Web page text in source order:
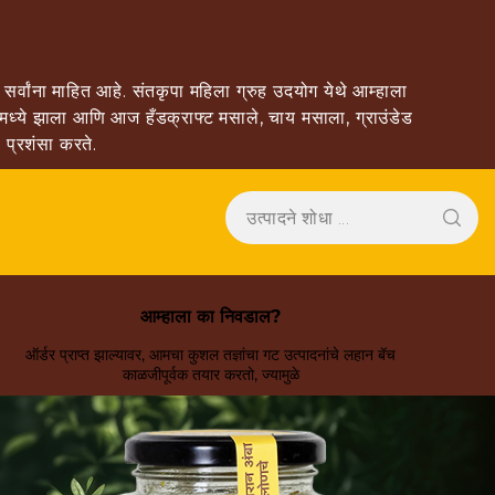
माहित आहे. संतकृपा महिला ग्रुह उदयोग येथे आम्हाला
मध्ये झाला आणि आज हँडक्राफ्ट मसाले, चाय मसाला, ग्राउंडेड
प्रशंसा करते.
आम्हाला का निवडाल?
ऑर्डर प्राप्त झाल्यावर, आमचा कुशल तज्ञांचा गट उत्पादनांचे लहान बॅच
काळजीपूर्वक तयार करतो, ज्यामुळे